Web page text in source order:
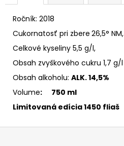
Ročník: 2018
Cukornatosť pri zbere 26,5° NM,
Celkové kyseliny 5,5 g/l,
Obsah zvyškového cukru 1,7 g/l
Obsah alkoholu: ALK. 14,5%
Volume: 750 ml
Limitovaná edícia 1450 fliaš
Z